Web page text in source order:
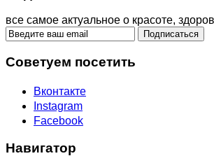
все самое актуальное о красоте,
Советуем посетить
Вконтакте
Instagram
Facebook
Навигатор